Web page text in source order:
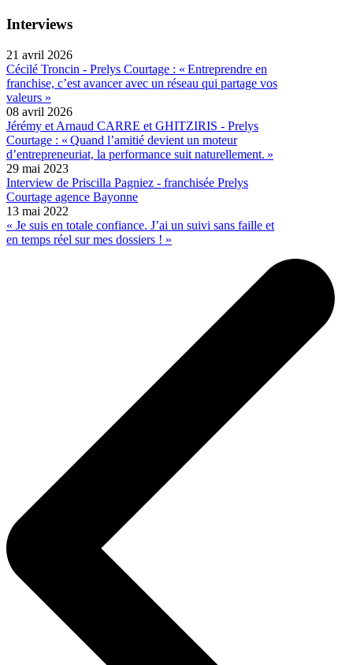
Interviews
21 avril 2026
Cécilé Troncin - Prelys Courtage : « Entreprendre en
franchise, c’est avancer avec un réseau qui partage vos
valeurs »
08 avril 2026
Jérémy et Arnaud CARRE et GHITZIRIS - Prelys
Courtage : « Quand l’amitié devient un moteur
d’entrepreneuriat, la performance suit naturellement. »
29 mai 2023
Interview de Priscilla Pagniez - franchisée Prelys
Courtage agence Bayonne
13 mai 2022
« Je suis en totale confiance. J’ai un suivi sans faille et
en temps réel sur mes dossiers ! »